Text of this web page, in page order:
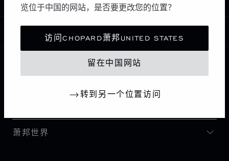
览位于中国的网站，是否要更改您的位置？
访问CHOPARD萧邦UNITED STATES
留在中国网站
转到另一个位置访问
本地化（更改国家/地区）
更改国家/地区
联系我们
萧邦世界